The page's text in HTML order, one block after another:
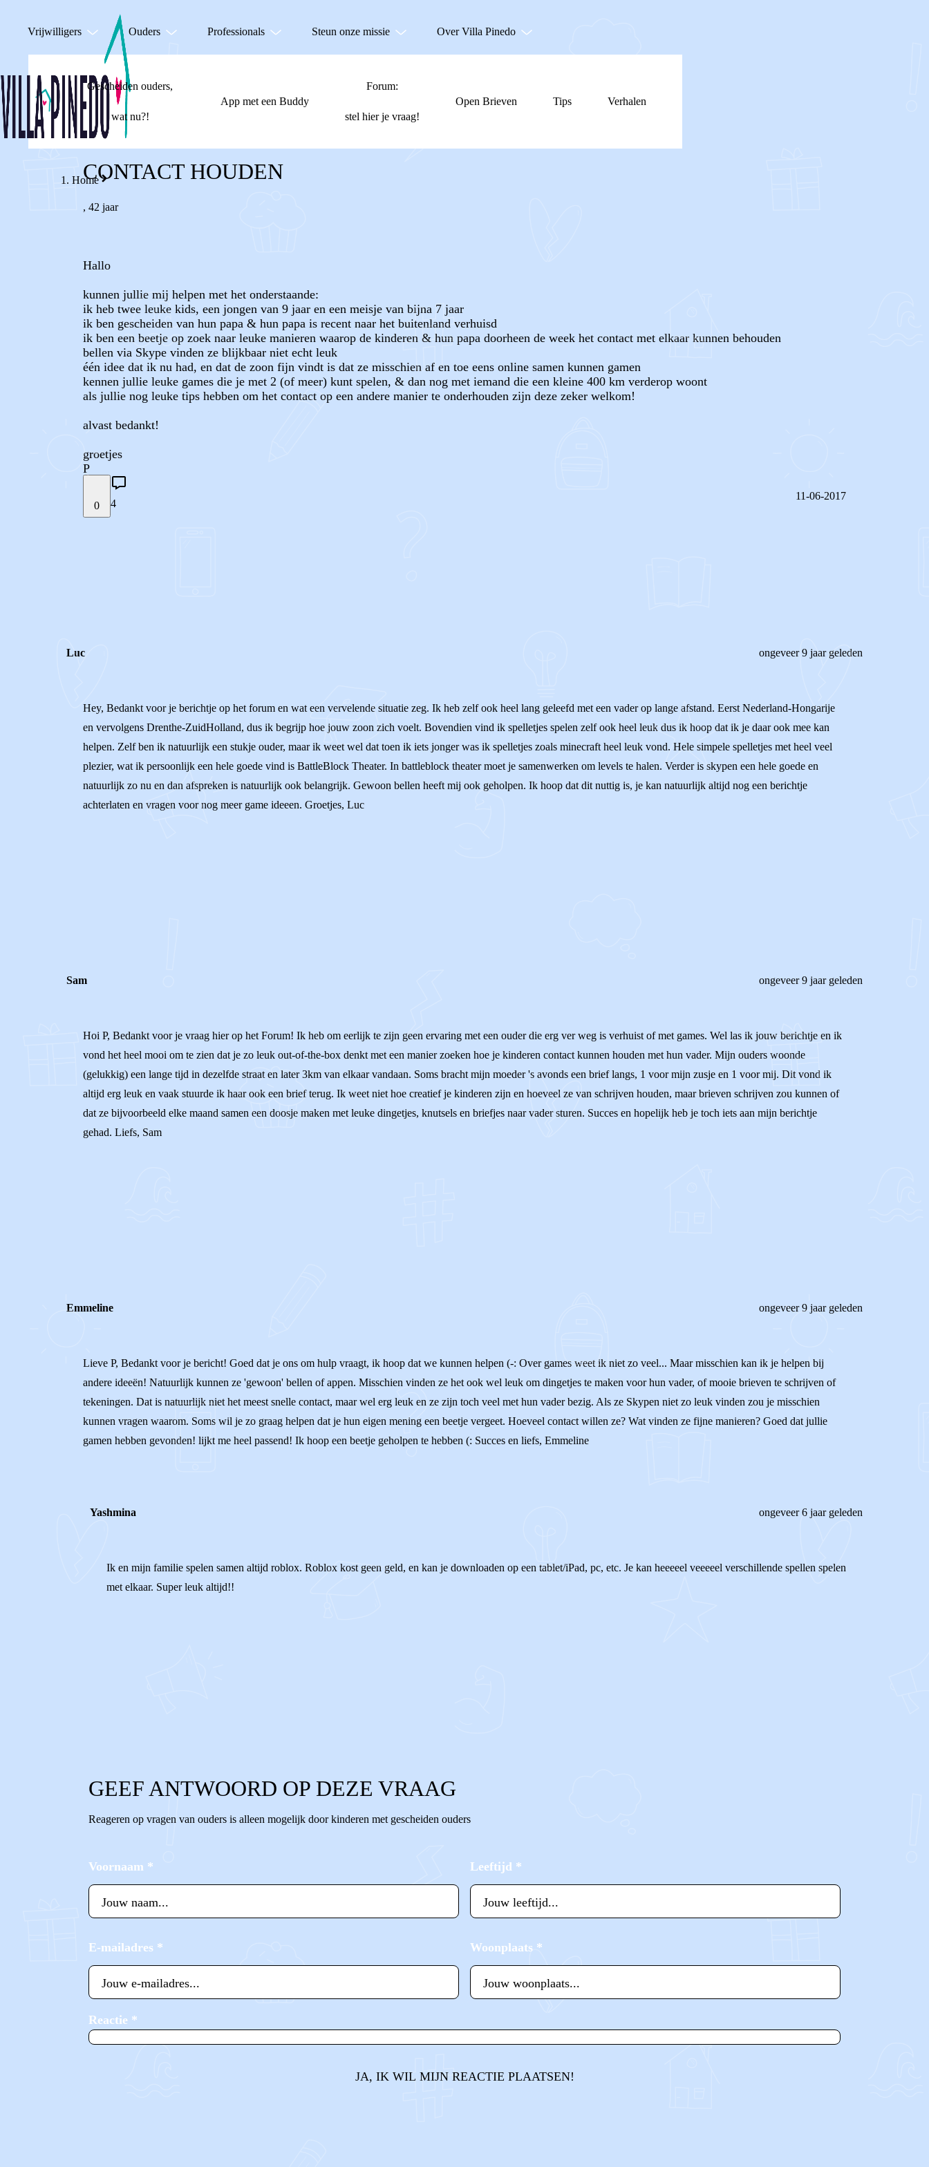
Vrijwilligers Ouders Professionals Steun onze missie Over Villa Pinedo
Gescheiden ouders,
wat nu?!
App met een Buddy
Forum:
stel hier je vraag!
Open Brieven Tips Verhalen
Home
CONTACT HOUDEN
, 42 jaar
Hallo
kunnen jullie mij helpen met het onderstaande:
ik heb twee leuke kids, een jongen van 9 jaar en een meisje van bijna 7 jaar
ik ben gescheiden van hun papa & hun papa is recent naar het buitenland verhuisd
ik ben een beetje op zoek naar leuke manieren waarop de kinderen & hun papa doorheen de week het contact met elkaar kunnen behouden
bellen via Skype vinden ze blijkbaar niet echt leuk
één idee dat ik nu had, en dat de zoon fijn vindt is dat ze misschien af en toe eens online samen kunnen gamen
kennen jullie leuke games die je met 2 (of meer) kunt spelen, & dan nog met iemand die een kleine 400 km verderop woont
als jullie nog leuke tips hebben om het contact op een andere manier te onderhouden zijn deze zeker welkom!
alvast bedankt!
groetjes
P
0 4
11-06-2017
Luc ongeveer 9 jaar geleden
Hey, Bedankt voor je berichtje op het forum en wat een vervelende situatie zeg. Ik heb zelf ook heel lang geleefd met een vader op lange afstand. Eerst Nederland-Hongarije
en vervolgens Drenthe-ZuidHolland, dus ik begrijp hoe jouw zoon zich voelt. Bovendien vind ik spelletjes spelen zelf ook heel leuk dus ik hoop dat ik je daar ook mee kan
helpen. Zelf ben ik natuurlijk een stukje ouder, maar ik weet wel dat toen ik iets jonger was ik spelletjes zoals minecraft heel leuk vond. Hele simpele spelletjes met heel veel
plezier, wat ik persoonlijk een hele goede vind is BattleBlock Theater. In battleblock theater moet je samenwerken om levels te halen. Verder is skypen een hele goede en
natuurlijk zo nu en dan afspreken is natuurlijk ook belangrijk. Gewoon bellen heeft mij ook geholpen. Ik hoop dat dit nuttig is, je kan natuurlijk altijd nog een berichtje
achterlaten en vragen voor nog meer game ideeen. Groetjes, Luc
Sam ongeveer 9 jaar geleden
Hoi P, Bedankt voor je vraag hier op het Forum! Ik heb om eerlijk te zijn geen ervaring met een ouder die erg ver weg is verhuist of met games. Wel las ik jouw berichtje en ik
vond het heel mooi om te zien dat je zo leuk out-of-the-box denkt met een manier zoeken hoe je kinderen contact kunnen houden met hun vader. Mijn ouders woonde
(gelukkig) een lange tijd in dezelfde straat en later 3km van elkaar vandaan. Soms bracht mijn moeder 's avonds een brief langs, 1 voor mijn zusje en 1 voor mij. Dit vond ik
altijd erg leuk en vaak stuurde ik haar ook een brief terug. Ik weet niet hoe creatief je kinderen zijn en hoeveel ze van schrijven houden, maar brieven schrijven zou kunnen of
dat ze bijvoorbeeld elke maand samen een doosje maken met leuke dingetjes, knutsels en briefjes naar vader sturen. Succes en hopelijk heb je toch iets aan mijn berichtje
gehad. Liefs, Sam
Emmeline ongeveer 9 jaar geleden
Lieve P, Bedankt voor je bericht! Goed dat je ons om hulp vraagt, ik hoop dat we kunnen helpen (-: Over games weet ik niet zo veel... Maar misschien kan ik je helpen bij
andere ideeën! Natuurlijk kunnen ze 'gewoon' bellen of appen. Misschien vinden ze het ook wel leuk om dingetjes te maken voor hun vader, of mooie brieven te schrijven of
tekeningen. Dat is natuurlijk niet het meest snelle contact, maar wel erg leuk en ze zijn toch veel met hun vader bezig. Als ze Skypen niet zo leuk vinden zou je misschien
kunnen vragen waarom. Soms wil je zo graag helpen dat je hun eigen mening een beetje vergeet. Hoeveel contact willen ze? Wat vinden ze fijne manieren? Goed dat jullie
gamen hebben gevonden! lijkt me heel passend! Ik hoop een beetje geholpen te hebben (: Succes en liefs, Emmeline
Yashmina ongeveer 6 jaar geleden
Ik en mijn familie spelen samen altijd roblox. Roblox kost geen geld, en kan je downloaden op een tablet/iPad, pc, etc. Je kan heeeeel veeeeel verschillende spellen spelen
met elkaar. Super leuk altijd!!
GEEF ANTWOORD OP DEZE VRAAG
Reageren op vragen van ouders is alleen mogelijk door kinderen met gescheiden ouders
Voornaam * Leeftijd *
E-mailadres * Woonplaats *
Reactie *
JA, IK WIL MIJN REACTIE PLAATSEN!